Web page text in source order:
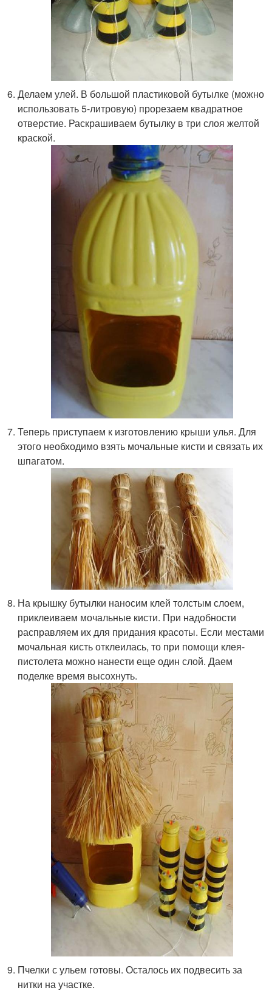
Делаем улей. В большой пластиковой бутылке (можно
использовать 5-литровую) прорезаем квадратное
отверстие. Раскрашиваем бутылку в три слоя желтой
краской.
Теперь приступаем к изготовлению крыши улья. Для
этого необходимо взять мочальные кисти и связать их
шпагатом.
На крышку бутылки наносим клей толстым слоем,
приклеиваем мочальные кисти. При надобности
расправляем их для придания красоты. Если местами
мочальная кисть отклеилась, то при помощи клея-
пистолета можно нанести еще один слой. Даем
поделке время высохнуть.
Пчелки с ульем готовы. Осталось их подвесить за
нитки на участке.